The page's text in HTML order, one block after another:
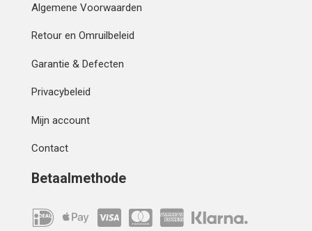
Algemene Voorwaarden
Retour en Omruilbeleid
Garantie & Defecten
Privacybeleid
Mijn account
Contact
Betaalmethode